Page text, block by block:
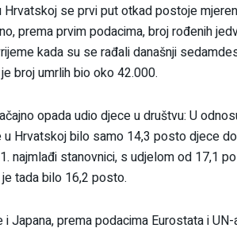
se prvi put otkad postoje
prema prvim podacima, broj rođenih
kada su se rađali današnji
broj umrlih bio oko 42.000.
opada udio djece u društvu: U
u Hrvatskoj bilo samo 14,3 posto djece
najmlađi stanovnici, s udjelom od 17,1
tada bilo 16,2 posto.
i Japana, prema podacima Eurostata i